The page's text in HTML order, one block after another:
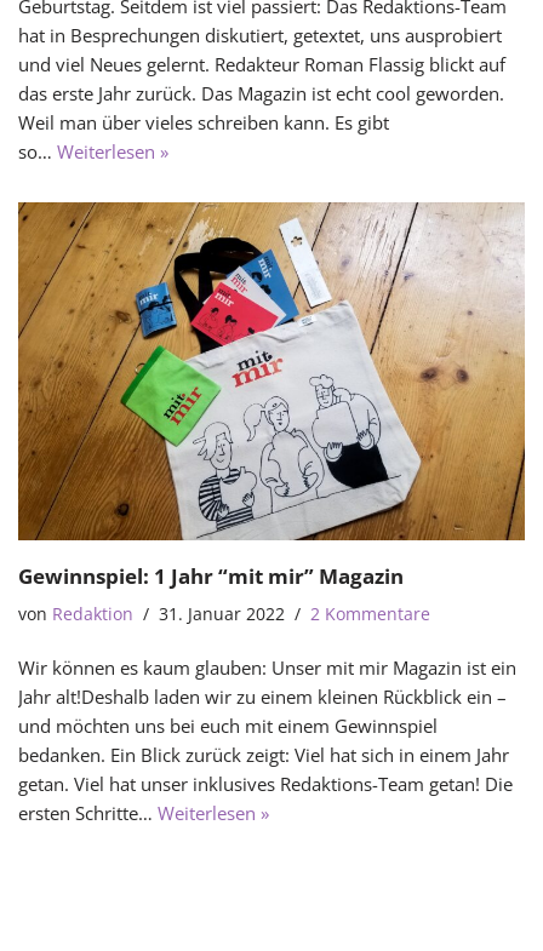
Geburtstag. Seitdem ist viel passiert: Das Redaktions-Team
hat in Besprechungen diskutiert, getextet, uns ausprobiert
und viel Neues gelernt. Redakteur Roman Flassig blickt auf
das erste Jahr zurück. Das Magazin ist echt cool geworden.
Weil man über vieles schreiben kann. Es gibt
so… Weiterlesen »
Gewinnspiel: 1 Jahr “mit mir” Magazin
von Redaktion 31. Januar 2022 2 Kommentare
Wir können es kaum glauben: Unser mit mir Magazin ist ein
Jahr alt!Deshalb laden wir zu einem kleinen Rückblick ein –
und möchten uns bei euch mit einem Gewinnspiel
bedanken. Ein Blick zurück zeigt: Viel hat sich in einem Jahr
getan. Viel hat unser inklusives Redaktions-Team getan! Die
ersten Schritte… Weiterlesen »